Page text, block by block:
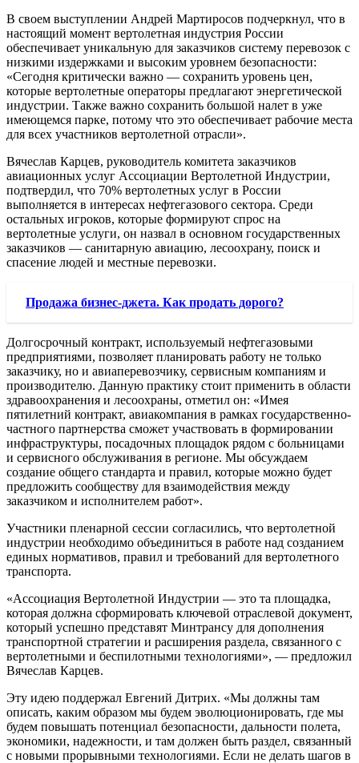
В своем выступлении Андрей Мартиросов подчеркнул, что в
настоящий момент вертолетная индустрия России
обеспечивает уникальную для заказчиков систему перевозок с
низкими издержками и высоким уровнем безопасности:
«Сегодня критически важно — сохранить уровень цен,
которые вертолетные операторы предлагают энергетической
индустрии. Также важно сохранить большой налет в уже
имеющемся парке, потому что это обеспечивает рабочие места
для всех участников вертолетной отрасли».
Вячеслав Карцев, руководитель комитета заказчиков
авиационных услуг Ассоциации Вертолетной Индустрии,
подтвердил, что 70% вертолетных услуг в России
выполняется в интересах нефтегазового сектора. Среди
остальных игроков, которые формируют спрос на
вертолетные услуги, он назвал в основном государственных
заказчиков — санитарную авиацию, лесоохрану, поиск и
спасение людей и местные перевозки.
Продажа бизнес-джета. Как продать дорого?
Долгосрочный контракт, используемый нефтегазовыми
предприятиями, позволяет планировать работу не только
заказчику, но и авиаперевозчику, сервисным компаниям и
производителю. Данную практику стоит применить в области
здравоохранения и лесоохраны, отметил он: «Имея
пятилетний контракт, авиакомпания в рамках государственно-
частного партнерства сможет участвовать в формировании
инфраструктуры, посадочных площадок рядом с больницами
и сервисного обслуживания в регионе. Мы обсуждаем
создание общего стандарта и правил, которые можно будет
предложить сообществу для взаимодействия между
заказчиком и исполнителем работ».
Участники пленарной сессии согласились, что вертолетной
индустрии необходимо объединиться в работе над созданием
единых нормативов, правил и требований для вертолетного
транспорта.
«Ассоциация Вертолетной Индустрии — это та площадка,
которая должна сформировать ключевой отраслевой документ,
который успешно представят Минтрансу для дополнения
транспортной стратегии и расширения раздела, связанного с
вертолетными и беспилотными технологиями», — предложил
Вячеслав Карцев.
Эту идею поддержал Евгений Дитрих. «Мы должны там
описать, каким образом мы будем эволюционировать, где мы
будем повышать потенциал безопасности, дальности полета,
экономики, надежности, и там должен быть раздел, связанный
с новыми прорывными технологиями. Если не делать шагов в